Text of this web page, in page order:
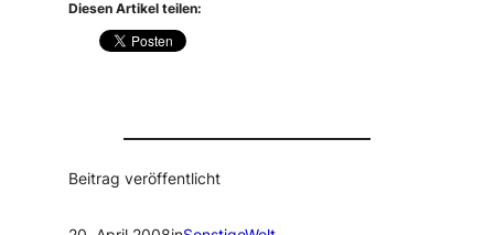
Diesen Artikel teilen:
Beitrag veröffentlicht